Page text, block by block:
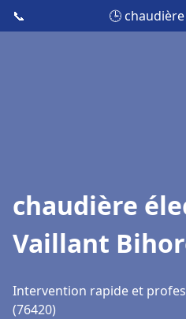
📞 🕒
chaudière
Vaillant
Intervention rapide et
(76420)